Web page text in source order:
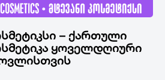
– ქართული
ყოველდღიური